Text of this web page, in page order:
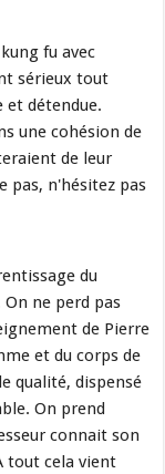
fu avec
sérieux tout
et détendue.
une cohésion de
de leur
pas, n'hésitez pas
du
ne perd pas
de Pierre
et du corps de
qualité, dispensé
On prend
connait son
tout cela vient